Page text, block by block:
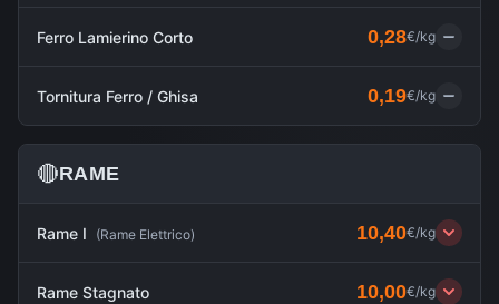
Ferro Lamierino Corto 0,28€/kg
Tornitura Ferro / Ghisa 0,19€/kg
🔴RAME
Rame I (Rame Elettrico) 10,40€/kg
Rame Stagnato 10,00€/kg